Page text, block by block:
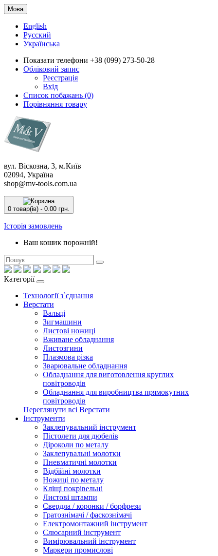
Мова
English
Русский
Українська
Показати телефони +38 (099) 273-50-28
Обліковий запис
Реєстрація
Вхід
Список побажань (0)
Порівняння товару
вул. Віскозна, 3, м.Київ
02094, Україна
shop@mv-tools.com.ua
0 товар(ів) - 0.00 грн.
Історія замовлень
Ваш кошик порожній!
Категорії
Технології з`єднання
Верстати
Вальці
Зигмашини
Листові ножиці
Вживане обладнання
Листозгини
Плазмова різка
Зварювальне обладнання
Обладнання для виготовлення круглих
повітроводів
Обладнання для виробництва прямокутних
повітроводів
Переглянути всі Верстати
Інструменти
Заклепувальний інструмент
Пістолети для дюбелів
Діроколи по металу
Заклепувальні молотки
Пневматичні молотки
Відбійні молотки
Ножиці по металу
Кліщі покрівельні
Листові штампи
Свердла / коронки / борфрези
Гратознімачі / фаскознімачі
Електромонтажний інструмент
Слюсарний інструмент
Вимірювальний інструмент
Маркери промислові